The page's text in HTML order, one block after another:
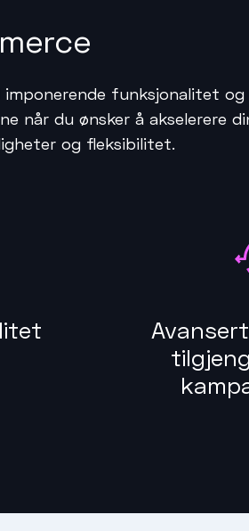
imponerende funksjonalitet og
når du ønsker å akselerere
og fleksibilitet.